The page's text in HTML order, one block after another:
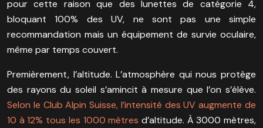
pour cette raison que des lunettes de catégorie 4,
bloquant 100% des UV, ne sont pas une simple
recommandation mais un équipement de survie oculaire,
même par temps couvert.
Premièrement, l’altitude. L’atmosphère qui nous protège
des rayons du soleil s’amincit à mesure que l’on s’élève.
Selon le Club Alpin Suisse, l’intensité des UV augmente de
10 à 12% tous les 1000 mètres d’altitude. À 3000 mètres,